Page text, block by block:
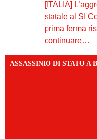
[ITALIA]
statale al SI
prima ferma
continuare…
ASSASSINIO DI STATO A